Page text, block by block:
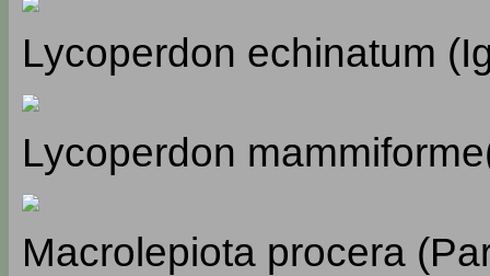
Lycoperdon echinatum
Lycoperdon
Macrolepiota procera